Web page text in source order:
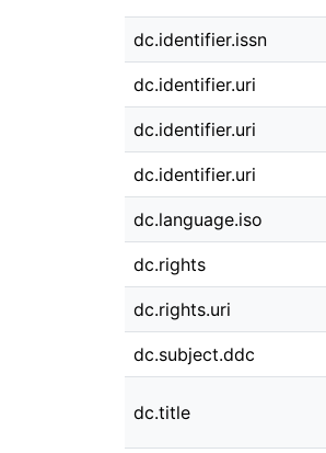
dc.identifier.issn
dc.identifier.uri
dc.identifier.uri
dc.identifier.uri
dc.language.iso
dc.rights
dc.rights.uri
dc.subject.ddc
dc.title